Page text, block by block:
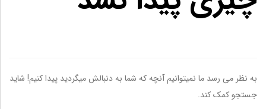
به نظر می رسد ما نمیتوانیم آنچه که شما به دنبالش میگردید پیدا کنیم! شاید
جستجو کمک کند.